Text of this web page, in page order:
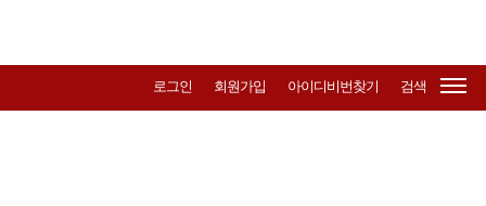
복지회
로그인 회원가입 아이디비번찾기 검색